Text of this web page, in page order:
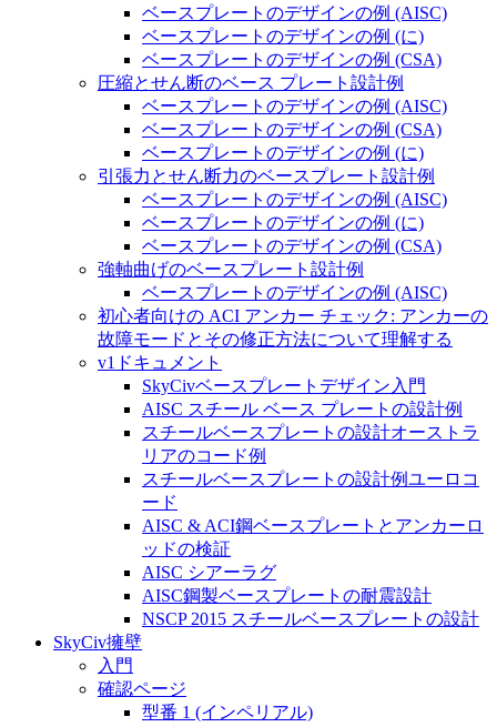
ベースプレートのデザインの例 (AISC)
ベースプレートのデザインの例 (に)
ベースプレートのデザインの例 (CSA)
圧縮とせん断のベース プレート設計例
ベースプレートのデザインの例 (AISC)
ベースプレートのデザインの例 (CSA)
ベースプレートのデザインの例 (に)
引張力とせん断力のベースプレート設計例
ベースプレートのデザインの例 (AISC)
ベースプレートのデザインの例 (に)
ベースプレートのデザインの例 (CSA)
強軸曲げのベースプレート設計例
ベースプレートのデザインの例 (AISC)
初心者向けの ACI アンカー チェック: アンカーの
故障モードとその修正方法について理解する
v1ドキュメント
SkyCivベースプレートデザイン入門
AISC スチール ベース プレートの設計例
スチールベースプレートの設計オーストラ
リアのコード例
スチールベースプレートの設計例ユーロコ
ード
AISC & ACI鋼ベースプレートとアンカーロ
ッドの検証
AISC シアーラグ
AISC鋼製ベースプレートの耐震設計
NSCP 2015 スチールベースプレートの設計
SkyCiv擁壁
入門
確認ページ
型番 1 (インペリアル)